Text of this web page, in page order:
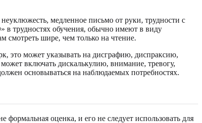
медленное письмо от руки, трудности с
в трудностях обучения, обычно имеют в виду
смотреть шире, чем только на чтение.
это может указывать на дисграфию, диспраксию,
включать дискалькулию, внимание, тревогу,
основываться на наблюдаемых потребностях.
оценка, и его не следует использовать для